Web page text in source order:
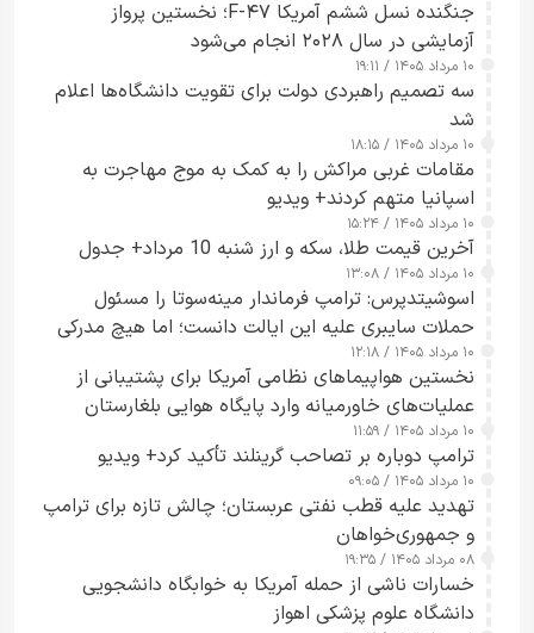
جنگنده نسل ششم آمریکا F-۴۷؛ نخستین پرواز
آزمایشی در سال ۲۰۲۸ انجام می‌شود
۱۰ مرداد ۱۴۰۵ / ۱۹:۱۱
سه تصمیم راهبردی دولت برای تقویت دانشگاه‌ها اعلام
شد
۱۰ مرداد ۱۴۰۵ / ۱۸:۱۵
مقامات غربی مراکش را به کمک به موج مهاجرت به
اسپانیا متهم کردند+ ویدیو
۱۰ مرداد ۱۴۰۵ / ۱۵:۲۴
آخرین قیمت طلا، سکه و ارز شنبه 10 مرداد+ جدول
۱۰ مرداد ۱۴۰۵ / ۱۳:۰۸
اسوشیتدپرس: ترامپ فرماندار مینه‌سوتا را مسئول
حملات سایبری علیه این ایالت دانست؛ اما هیچ مدرکی
ارائه نکرد
۱۰ مرداد ۱۴۰۵ / ۱۲:۱۸
نخستین هواپیماهای نظامی آمریکا برای پشتیبانی از
عملیات‌های خاورمیانه وارد پایگاه هوایی بلغارستان
شدند
۱۰ مرداد ۱۴۰۵ / ۱۱:۵۹
ترامپ دوباره بر تصاحب گرینلند تأکید کرد+ ویدیو
۱۰ مرداد ۱۴۰۵ / ۰۹:۰۵
تهدید علیه قطب نفتی عربستان؛ چالش تازه برای ترامپ
و جمهوری‌خواهان
۰۸ مرداد ۱۴۰۵ / ۱۹:۳۵
خسارات ناشی از حمله آمریکا به خوابگاه دانشجویی
دانشگاه علوم پزشکی اهواز